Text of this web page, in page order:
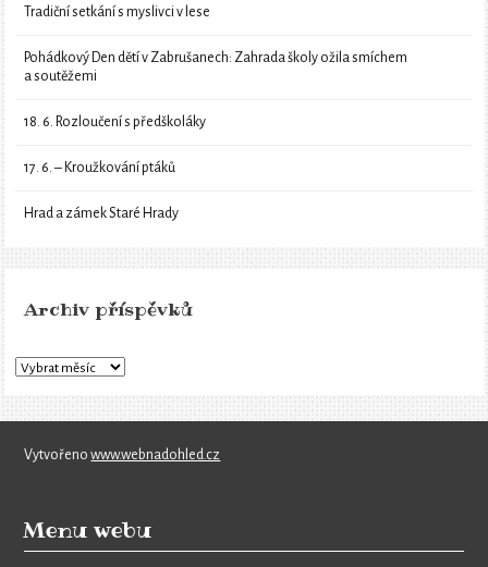
Tradiční setkání s myslivci v lese
Pohádkový Den dětí v Zabrušanech: Zahrada školy ožila smíchem
a soutěžemi
18. 6. Rozloučení s předškoláky
17. 6. – Kroužkování ptáků
Hrad a zámek Staré Hrady
Archiv příspěvků
Vytvořenowww.webnadohled.cz
Menu webu